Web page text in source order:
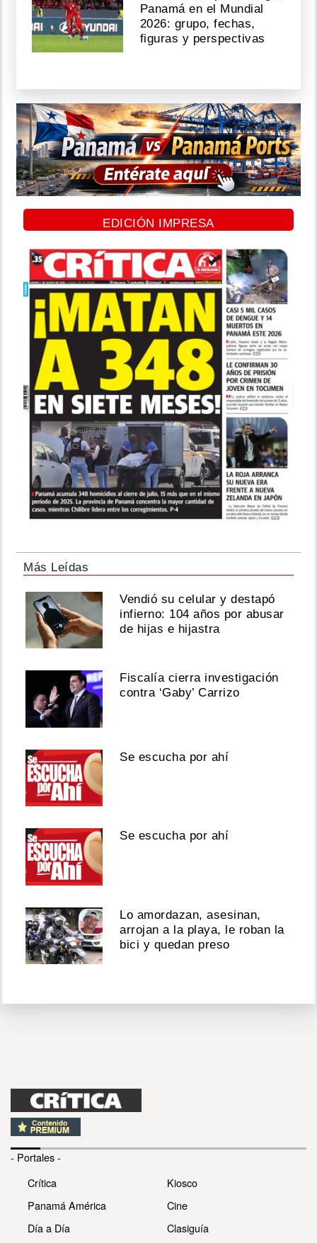
Panamá en el Mundial
2026: grupo, fechas,
figuras y perspectivas
EDICIÓN IMPRESA
Más Leídas
Vendió su celular y destapó
infierno: 104 años por abusar
de hijas e hijastra
Fiscalía cierra investigación
contra ‘Gaby’ Carrizo
Se escucha por ahí
Se escucha por ahí
Lo amordazan, asesinan,
arrojan a la playa, le roban la
bici y quedan preso
- Portales -
Crítica
Panamá América
Día a Día
Kiosco
Cine
Clasiguía